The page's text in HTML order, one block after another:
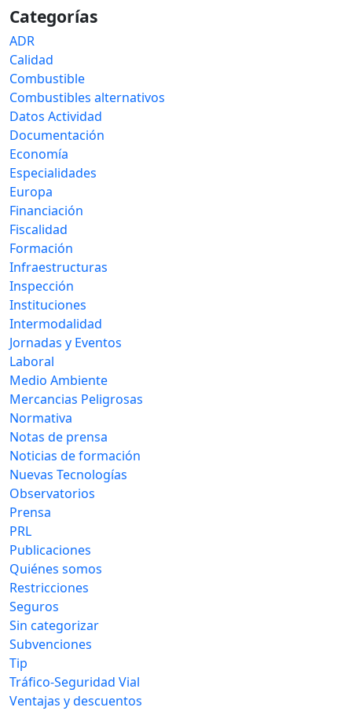
Categorías
ADR
Calidad
Combustible
Combustibles alternativos
Datos Actividad
Documentación
Economía
Especialidades
Europa
Financiación
Fiscalidad
Formación
Infraestructuras
Inspección
Instituciones
Intermodalidad
Jornadas y Eventos
Laboral
Medio Ambiente
Mercancias Peligrosas
Normativa
Notas de prensa
Noticias de formación
Nuevas Tecnologías
Observatorios
Prensa
PRL
Publicaciones
Quiénes somos
Restricciones
Seguros
Sin categorizar
Subvenciones
Tip
Tráfico-Seguridad Vial
Ventajas y descuentos